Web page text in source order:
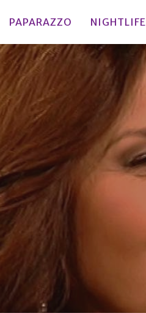
PAPARAZZO NIGHTLIFE